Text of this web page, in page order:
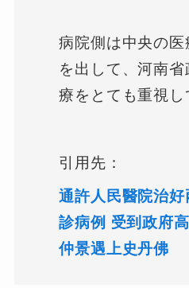
病院側は中央の
を出して、河南
療をとても重視し
引用先：
通許人民醫院治
診病例 受到政府
仲景遇上史丹佛